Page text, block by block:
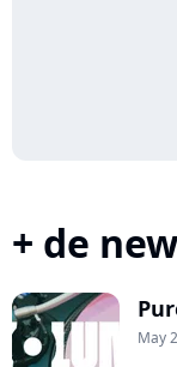
+ de
May